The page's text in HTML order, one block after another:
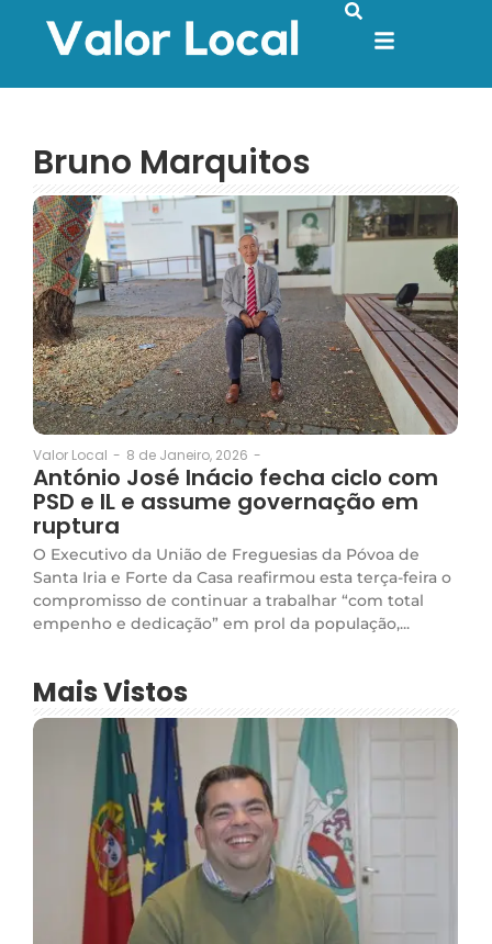
Bruno Marquitos
Valor Local - 8 de Janeiro, 2026 -
António José Inácio fecha ciclo com
PSD e IL e assume governação em
ruptura
O Executivo da União de Freguesias da Póvoa de
Santa Iria e Forte da Casa reafirmou esta terça-feira o
compromisso de continuar a trabalhar “com total
empenho e dedicação” em prol da população,...
Mais Vistos